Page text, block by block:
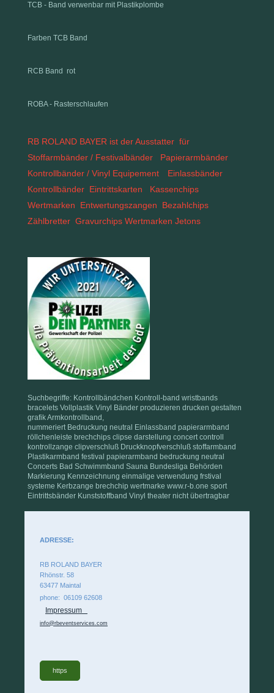
TCB - Band verwenbar mit Plastikplombe
Farben TCB Band
RCB Band rot
ROBA - Rasterschlaufen
RB ROLAND BAYER ist der Ausstatter für
Stoffarmbänder / Festivalbänder Papierarmbänder
Kontrollbänder / Vinyl Equipement
Einlassbänder
Kontrollbänder Eintrittskarten Kassenchips
Wertmarken Entwertungszangen Bezahlchips
Zählbretter Gravurchips Wertmarken Jetons
Suchbegriffe: Kontrollbändchen Kontroll-band wristbands
bracelets Vollplastik Vinyl Bänder produzieren drucken gestalten
grafik Armkontrollband,
nummeriert Bedruckung neutral Einlassband papierarmband
röllchenleiste brechchips clipse darstellung concert controll
kontrollzange clipverschluß Druckknopfverschluß stoffarmband
Plastikarmband festival papierarmband bedruckung neutral
Concerts Bad Schwimmband Sauna Bundesliga Behörden
Markierung Kennzeichnung einmalige verwendung frstival
systeme Kerbzange brechchip wertmarke www.r-b.one sport
Eintrittsbänder Kunststoffband Vinyl theater nicht übertragbar
ADRESSE:
RB ROLAND BAYER
Rhönstr. 58
63477 Maintal
phone: 06109 62608
Impressum
info@rbeventservices.com
https